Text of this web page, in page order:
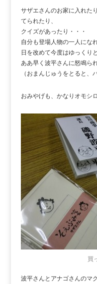
サザエさんのお家に入れた
てられたり、
クイズがあったり・・・
自分も登場人物の一人にな
日を改めて今度はゆっくり
ああ早く波平さんに怒鳴ら
（おまんじゅうをとると、
おみやげも、かなりオモシ
買
波平さんとアナゴさんのマ